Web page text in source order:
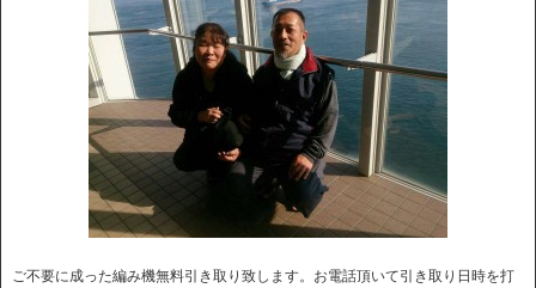
ご不要に成った編み機無料引き取り致します。お電話頂いて引き取り日時を打